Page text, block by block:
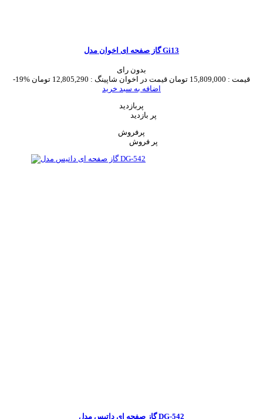
گاز صفحه ای اخوان مدل Gi13
بدون رای
-19%
قیمت : 15,809,000 تومان قیمت در اخوان شاپینگ : 12,805,290 تومان
اضافه به سبد خرید
پربازدید
پر بازدید
پرفروش
گاز صفحه ای داتیس مدل DG-542